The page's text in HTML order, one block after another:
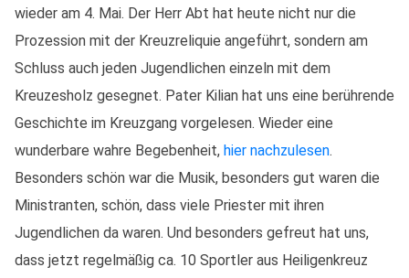
wieder am 4. Mai. Der Herr Abt hat heute nicht nur die
Prozession mit der Kreuzreliquie angeführt, sondern am
Schluss auch jeden Jugendlichen einzeln mit dem
Kreuzesholz gesegnet. Pater Kilian hat uns eine berührende
Geschichte im Kreuzgang vorgelesen. Wieder eine
wunderbare wahre Begebenheit, hier nachzulesen.
Besonders schön war die Musik, besonders gut waren die
Ministranten, schön, dass viele Priester mit ihren
Jugendlichen da waren. Und besonders gefreut hat uns,
dass jetzt regelmäßig ca. 10 Sportler aus Heiligenkreuz